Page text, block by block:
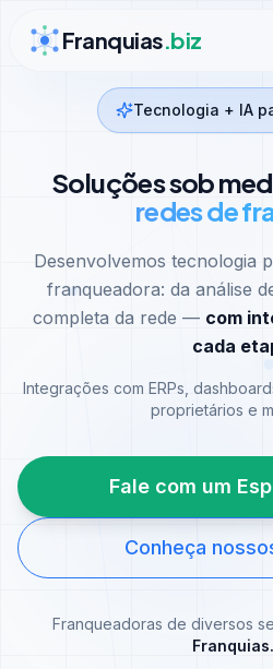
Franquias.biz
Tecnologia + IA
Soluções sob
redes de
Desenvolvemos tecnologia
franqueadora: da análise
completa da rede — com
cada
Integrações com ERPs,
proprietários e
Fale com um
Conheça
Franqueadoras de diversos